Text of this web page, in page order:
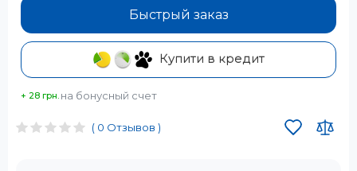
( 0 Отзывов )
Быстрый заказ
Купити в кредит
+ 28 грн. на бонусный счет